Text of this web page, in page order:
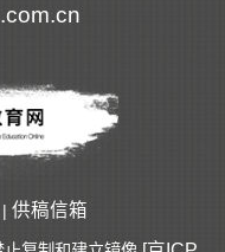
| 供稿信箱